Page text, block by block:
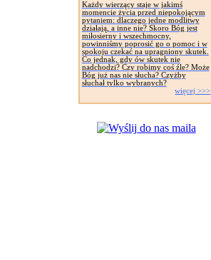
Każdy wierzący staje w jakimś
momencie życia przed niepokojącym
pytaniem: dlaczego jedne modlitwy
działają, a inne nie? Skoro Bóg jest
miłosierny i wszechmocny,
powinniśmy poprosić go o pomoc i w
spokoju czekać na upragniony skutek.
Co jednak, gdy ów skutek nie
nadchodzi? Czy robimy coś źle? Może
Bóg już nas nie słucha? Czyżby
słuchał tylko wybranych?
więcej >>>